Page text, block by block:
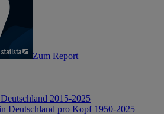
Zum Report
2015-2025
Deutschland pro Kopf 1950-2025